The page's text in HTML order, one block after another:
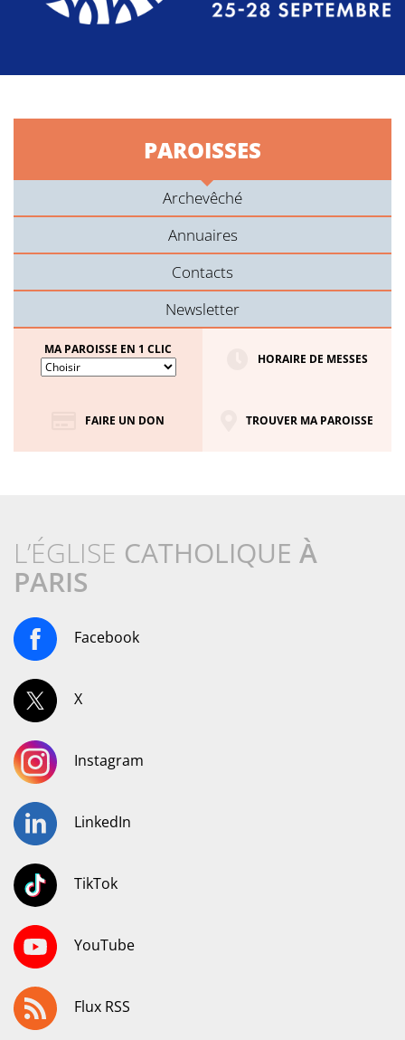
PAROISSES
Archevêché
Annuaires
Contacts
Newsletter
MA PAROISSE EN 1 CLIC
HORAIRE DE MESSES
FAIRE UN DON TROUVER MA PAROISSE
L’ÉGLISE CATHOLIQUE À
PARIS
Facebook
X
Instagram
LinkedIn
TikTok
YouTube
Flux RSS